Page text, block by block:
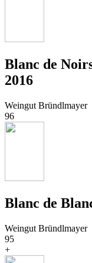
Blanc de
2016
Weingut Bründlmayer
96
Blanc de
Weingut Bründlmayer
95
+